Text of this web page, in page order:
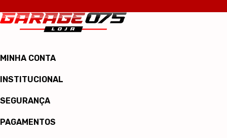
MINHA CONTA
INSTITUCIONAL
SEGURANÇA
PAGAMENTOS